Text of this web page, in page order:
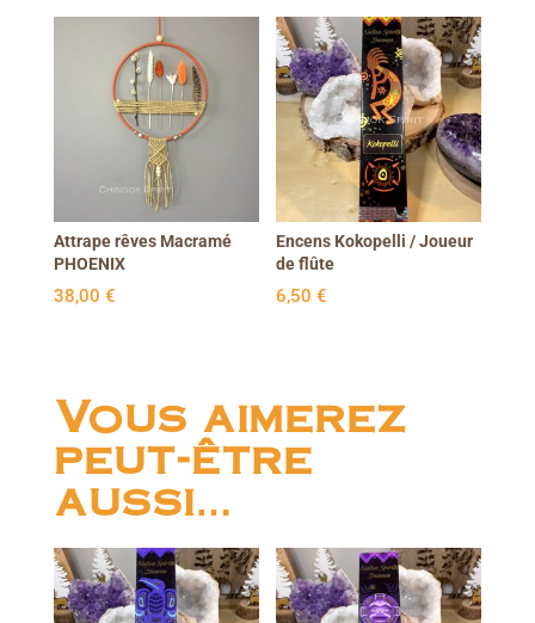
Attrape rêves Macramé
PHOENIX
38,00 €
Encens Kokopelli / Joueur
de flûte
6,50€
Vous aimerez
peut-être
aussi…